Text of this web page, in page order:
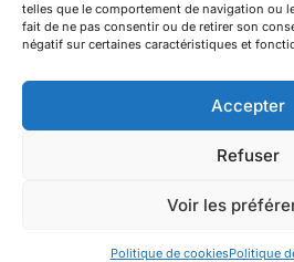
telles que le comportement de navigation ou
fait de ne pas consentir ou de retirer son
négatif sur certaines caractéristiques et
Accepter
Refuser
Voir les
Politique de cookiesPolitique
Tous droits réservés.